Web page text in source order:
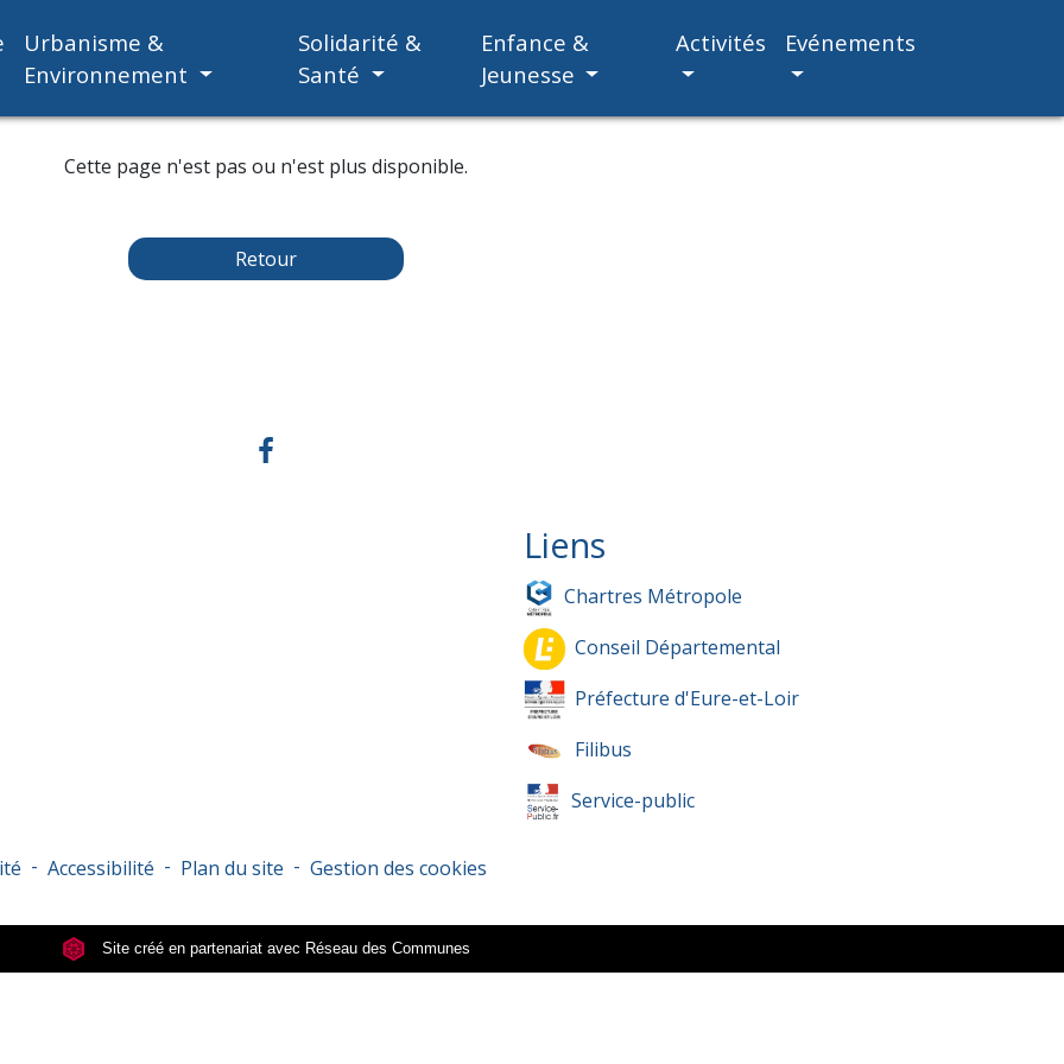
Urbanisme &
Environnement
Solidarité &
Santé
Enfance &
Jeunesse
Activités Evénements
Cette page n'est pas ou n'est plus disponible.
Retour
Liens
Chartres Métropole
Conseil Départemental
Préfecture d'Eure-et-Loir
Filibus
Service-public
- Accessibilité - Plan du site - Gestion des cookies
Site créé en partenariat avec Réseau des Communes